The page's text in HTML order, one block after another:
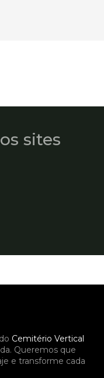
sites
Cemitério Vertical
Queremos que
e transforme cada